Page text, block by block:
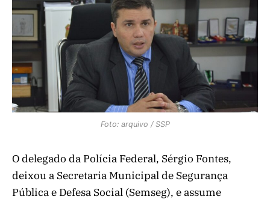
Foto: arquivo / SSP
O delegado da Polícia Federal, Sérgio Fontes,
deixou a Secretaria Municipal de Segurança
Pública e Defesa Social (Semseg), e assume